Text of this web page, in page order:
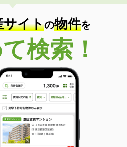
サイトの物件を
検索！